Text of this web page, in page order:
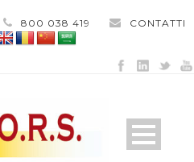
800 038 419 CONTATTI